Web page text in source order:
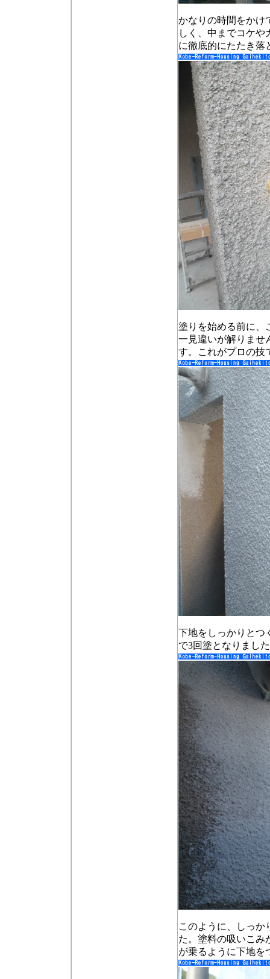
かなりの時間をかけ
しく、中までコケ
に徹底的にたたき落
塗りを始める前に、
一見違いが解りませ
す。これがプロの技
下地をしっかりとつ
で3回塗となりまし
このように、しっか
た。塗料の吸いこみ
が乗るように下地を